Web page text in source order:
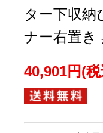
ター下収
ナー右置き
40,901円(